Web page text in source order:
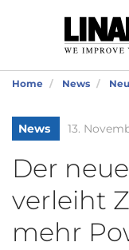
Home News
News 13.
Der
verleiht
mehr